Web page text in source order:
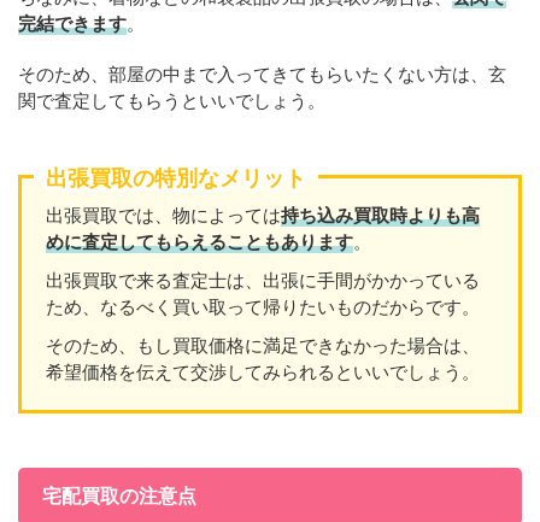
完結できます。
そのため、部屋の中まで入ってきてもらいたくない方は、玄
関で査定してもらうといいでしょう。
出張買取の特別なメリット
出張買取では、物によっては持ち込み買取時よりも高
めに査定してもらえることもあります。
出張買取で来る査定士は、出張に手間がかかっている
ため、なるべく買い取って帰りたいものだからです。
そのため、もし買取価格に満足できなかった場合は、
希望価格を伝えて交渉してみられるといいでしょう。
宅配買取の注意点